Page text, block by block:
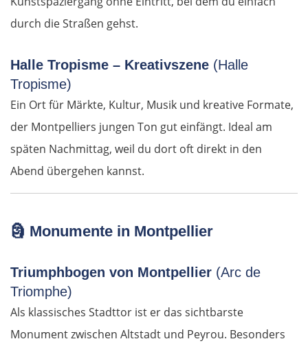
durch die Straßen gehst.
Halle Tropisme – Kreativszene (Halle
Tropisme)
Ein Ort für Märkte, Kultur, Musik und kreative Formate,
der Montpelliers jungen Ton gut einfängt. Ideal am
späten Nachmittag, weil du dort oft direkt in den
Abend übergehen kannst.
🗿 Monumente in Montpellier
Triumphbogen von Montpellier (Arc de
Triomphe)
Als klassisches Stadttor ist er das sichtbarste
Monument zwischen Altstadt und Peyrou. Besonders